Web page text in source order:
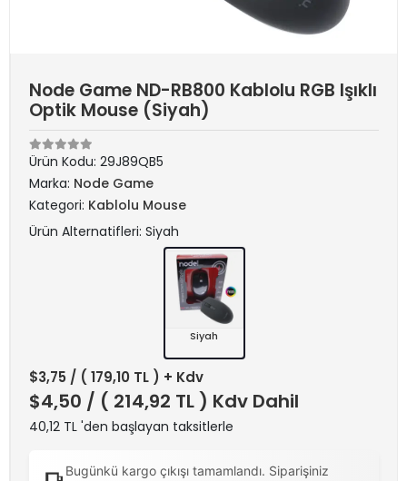
Node Game ND-RB800 Kablolu RGB Işıklı
Optik Mouse (Siyah)
Ürün Kodu: 29J89QB5
Marka: Node Game
Kategori: Kablolu Mouse
Ürün Alternatifleri: Siyah
Siyah
$3,75 / ( 179,10 TL ) + Kdv
$4,50 / ( 214,92 TL ) Kdv Dahil
40,12 TL 'den başlayan taksitlerle
Bugünkü kargo çıkışı tamamlandı. Siparişiniz